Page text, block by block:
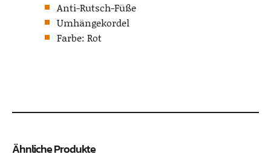
Anti-Rutsch-Füße
Umhängekordel
Farbe: Rot
Ähnliche Produkte